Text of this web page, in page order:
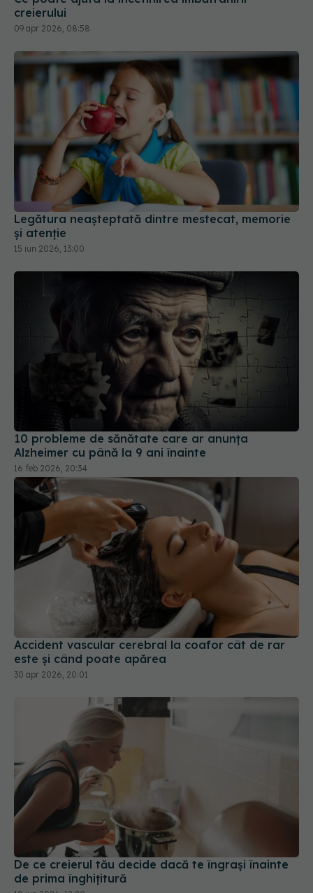
creierului
09 apr 2026, 08:58
Legătura neașteptată dintre mestecat, memorie
și atenție
15 iun 2026, 13:00
10 probleme de sănătate care ar anunța
Alzheimer cu până la 9 ani înainte
16 feb 2026, 20:34
Accident vascular cerebral la coafor cât de rar
este și când poate apărea
30 apr 2026, 20:01
De ce creierul tău decide dacă te îngrași înainte
de prima înghițitură